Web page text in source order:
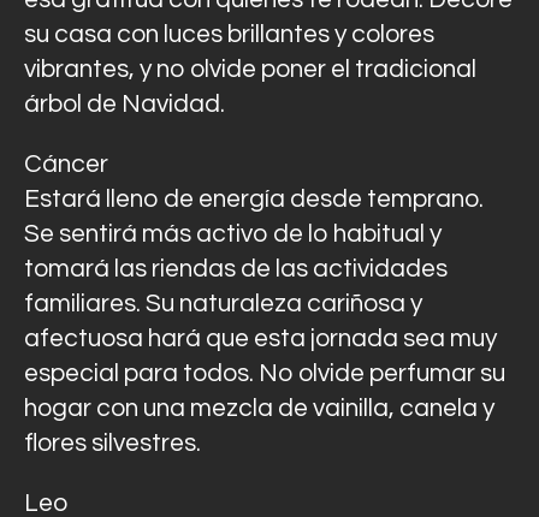
su casa con luces brillantes y colores
vibrantes, y no olvide poner el tradicional
árbol de Navidad.
Cáncer
Estará lleno de energía desde temprano.
Se sentirá más activo de lo habitual y
tomará las riendas de las actividades
familiares. Su naturaleza cariñosa y
afectuosa hará que esta jornada sea muy
especial para todos. No olvide perfumar su
hogar con una mezcla de vainilla, canela y
flores silvestres.
Leo